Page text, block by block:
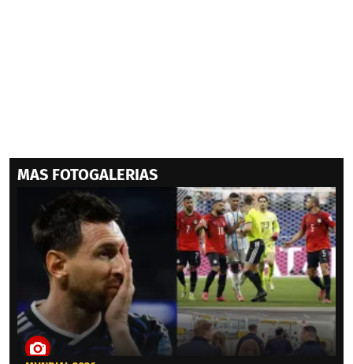
MAS FOTOGALERIAS